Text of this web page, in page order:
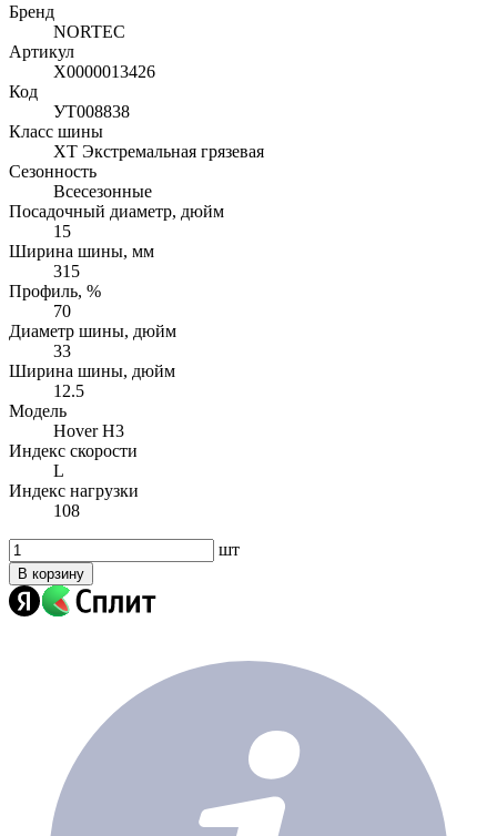
Бренд
NORTEC
Артикул
Х0000013426
Код
УТ008838
Класс шины
XT Экстремальная грязевая
Сезонность
Всесезонные
Посадочный диаметр, дюйм
15
Ширина шины, мм
315
Профиль, %
70
Диаметр шины, дюйм
33
Ширина шины, дюйм
12.5
Модель
Hover H3
Индекс скорости
L
Индекс нагрузки
108
шт
В корзину